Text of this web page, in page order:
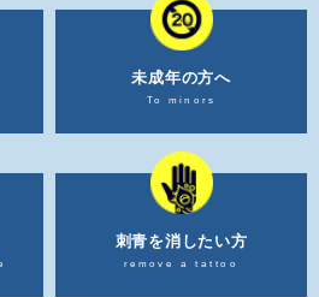
未成年の方へ
To minors
刺青を消したい方
remove a tattoo